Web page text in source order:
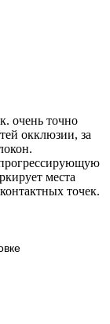
очень точно
окклюзии, за
места
точек.